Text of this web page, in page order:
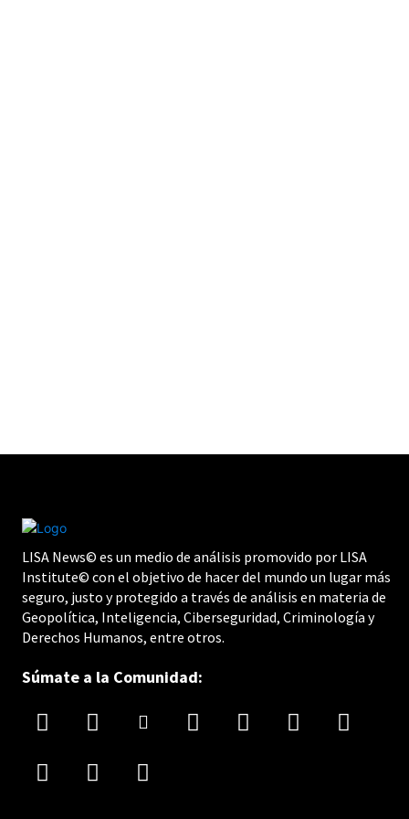
LISA News© es un medio de análisis promovido por LISA
Institute© con el objetivo de hacer del mundo un lugar más
seguro, justo y protegido a través de análisis en materia de
Geopolítica, Inteligencia, Ciberseguridad, Criminología y
Derechos Humanos, entre otros.
Súmate a la Comunidad: